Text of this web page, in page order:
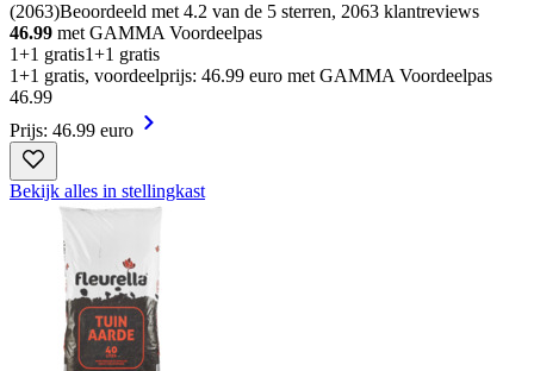
(2063)Beoordeeld met 4.2 van de 5 sterren, 2063 klantreviews
46.99 met GAMMA Voordeelpas
1+1 gratis1+1 gratis
1+1 gratis, voordeelprijs: 46.99 euro met GAMMA Voordeelpas
46.99
Prijs: 46.99 euro
Bekijk alles in stellingkast